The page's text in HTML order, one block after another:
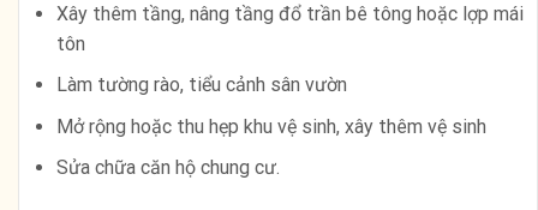
Xây thêm tầng, nâng tầng đổ trần bê tông hoặc lợp mái
tôn
Làm tường rào, tiểu cảnh sân vườn
Mở rộng hoặc thu hẹp khu vệ sinh, xây thêm vệ sinh
Sửa chữa căn hộ chung cư.